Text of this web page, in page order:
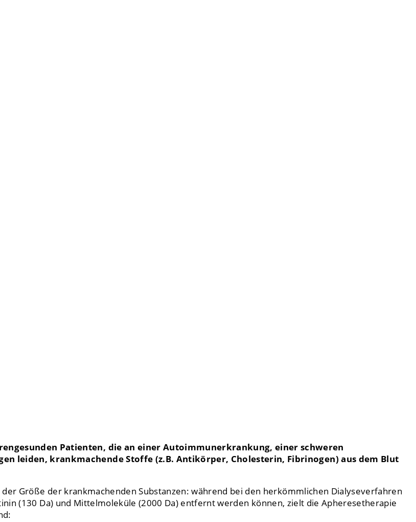
Patienten, die an einer Autoimmunerkrankung, einer schweren
leiden, krankmachende Stoffe (z.B. Antikörper, Cholesterin, Fibrinogen) aus dem Blut
Größe der krankmachenden Substanzen: während bei den herkömmlichen Dialyseverfahren
(130 Da) und Mittelmoleküle (2000 Da) entfernt werden können, zielt die Apheresetherapie